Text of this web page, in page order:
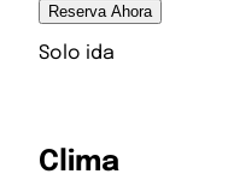
Reserva Ahora
Solo ida
Clima